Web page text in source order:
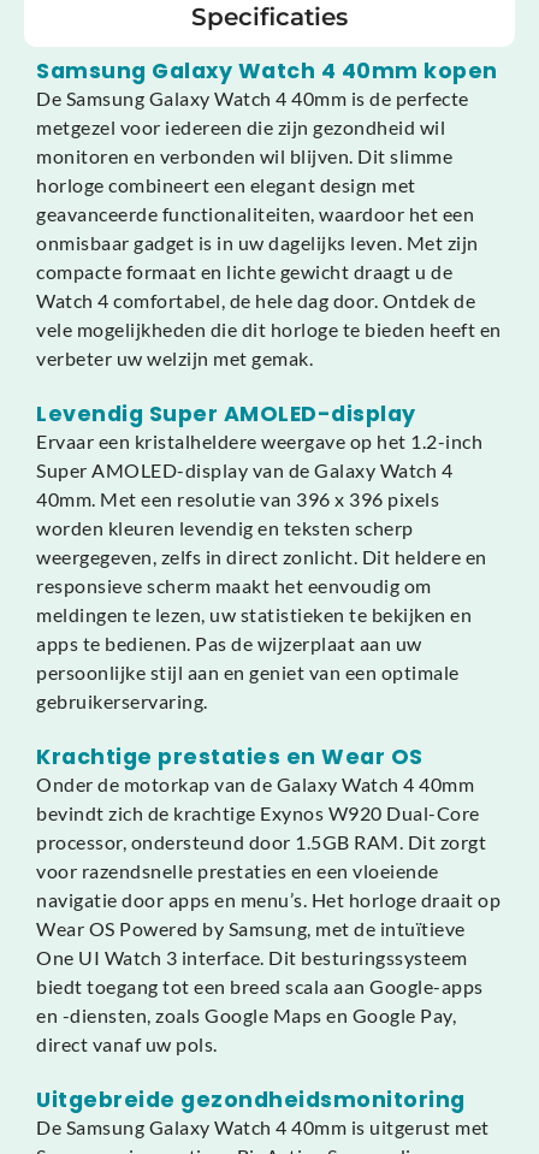
Specificaties
Samsung Galaxy Watch 4 40mm kopen
De Samsung Galaxy Watch 4 40mm is de perfecte
metgezel voor iedereen die zijn gezondheid wil
monitoren en verbonden wil blijven. Dit slimme
horloge combineert een elegant design met
geavanceerde functionaliteiten, waardoor het een
onmisbaar gadget is in uw dagelijks leven. Met zijn
compacte formaat en lichte gewicht draagt u de
Watch 4 comfortabel, de hele dag door. Ontdek de
vele mogelijkheden die dit horloge te bieden heeft en
verbeter uw welzijn met gemak.
Levendig Super AMOLED-display
Ervaar een kristalheldere weergave op het 1.2-inch
Super AMOLED-display van de Galaxy Watch 4
40mm. Met een resolutie van 396 x 396 pixels
worden kleuren levendig en teksten scherp
weergegeven, zelfs in direct zonlicht. Dit heldere en
responsieve scherm maakt het eenvoudig om
meldingen te lezen, uw statistieken te bekijken en
apps te bedienen. Pas de wijzerplaat aan uw
persoonlijke stijl aan en geniet van een optimale
gebruikerservaring.
Krachtige prestaties en Wear OS
Onder de motorkap van de Galaxy Watch 4 40mm
bevindt zich de krachtige Exynos W920 Dual-Core
processor, ondersteund door 1.5GB RAM. Dit zorgt
voor razendsnelle prestaties en een vloeiende
navigatie door apps en menu’s. Het horloge draait op
Wear OS Powered by Samsung, met de intuïtieve
One UI Watch 3 interface. Dit besturingssysteem
biedt toegang tot een breed scala aan Google-apps
en -diensten, zoals Google Maps en Google Pay,
direct vanaf uw pols.
Uitgebreide gezondheidsmonitoring
De Samsung Galaxy Watch 4 40mm is uitgerust met